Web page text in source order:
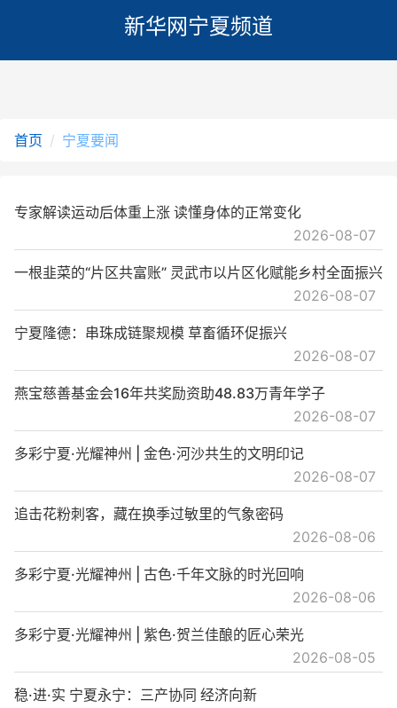
新华网宁夏频道
首页 宁夏要闻
2026-08-07
专家解读运动后体重上涨 读懂身体的正常变化
2026-08-07
一根韭菜的“片区共富账” 灵武市以片区化赋能乡村全面振兴
2026-08-07
宁夏隆德：串珠成链聚规模 草畜循环促振兴
2026-08-07
燕宝慈善基金会16年共奖励资助48.83万青年学子
2026-08-07
多彩宁夏·光耀神州 | 金色·河沙共生的文明印记
2026-08-06
追击花粉刺客，藏在换季过敏里的气象密码
2026-08-06
多彩宁夏·光耀神州 | 古色·千年文脉的时光回响
2026-08-05
多彩宁夏·光耀神州 | 紫色·贺兰佳酿的匠心荣光
稳·进·实 宁夏永宁：三产协同 经济向新